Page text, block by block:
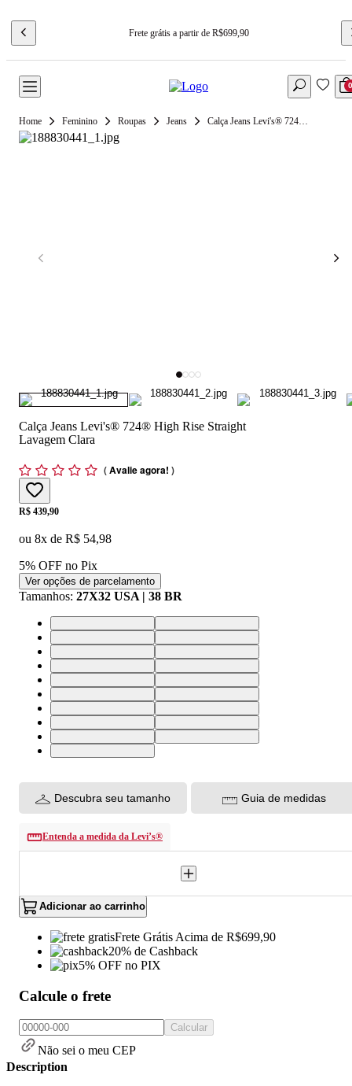
Frete grátis a partir de R$699,90
0
Feminino Roupas Jeans Calça Jeans Levi's® 724® High Rise Straight Lavagem Clara
Calça Jeans Levi's® 724® High Rise Straight
Lavagem Clara
(Avalie agora! )
Price:
R$ 439,90
ou 8x de R$ 54,98
5% OFF no Pix
Ver opções de parcelamento
Tamanhos: 27X32 USA | 38 BR
24X32 USA | 34 BR25X32 USA | 36 BR
26X32 USA | 37 BR27X32 USA | 38 BR
28X32 USA | 39 BR29X32 USA | 40 BR
30X32 USA | 41 BR31X32 USA | 42 BR
32X32 USA | 43 BR33X32 USA | 44 BR
24X30 USA | 34 BR25X30 USA | 36 BR
26X30 USA | 37 BR27X30 USA | 38 BR
28X30 USA | 39 BR29X30 USA | 40 BR
30X30 USA | 41 BR31X30 USA | 42 BR
32X30 USA | 43 BR
Descubra seu tamanho Guia de medidas
Entenda a medida da Levi’s®
Adicionar ao carrinho
Frete Grátis Acima de R$699,90
20% de Cashback
5% OFF no PIX
Calcule o frete
Calcular
Não sei o meu CEP
Description